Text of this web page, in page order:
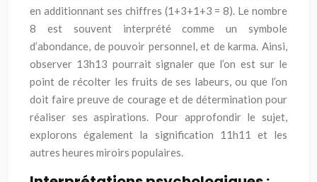
en additionnant ses chiffres (1+3+1+3 = 8). Le nombre
8 est souvent interprété comme un symbole
d’abondance, de pouvoir personnel, et de karma. Ainsi,
observer 13h13 pourrait signaler que l’on est sur le
point de récolter les fruits de ses labeurs, ou que l’on
doit faire preuve de courage et de détermination pour
réaliser ses aspirations. Pour approfondir le sujet,
explorons également la signification 11h11 et les
autres heures miroirs populaires.